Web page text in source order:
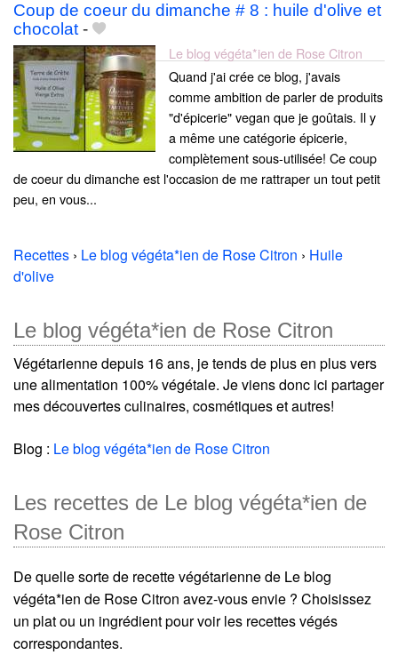
Coup de coeur du dimanche # 8 : huile d'olive et
chocolat-
Le blog végéta*ien de Rose Citron
Quand j'ai crée ce blog, j'avais
comme ambition de parler de produits
"d'épicerie" vegan que je goûtais. Il y
a même une catégorie épicerie,
complètement sous-utilisée! Ce coup
de coeur du dimanche est l'occasion de me rattraper un tout petit
peu, en vous...
Recettes › Le blog végéta*ien de Rose Citron › Huile
d'olive
Le blog végéta*ien de Rose Citron
Végétarienne depuis 16 ans, je tends de plus en plus vers
une alimentation 100% végétale. Je viens donc ici partager
mes découvertes culinaires, cosmétiques et autres!
Blog : Le blog végéta*ien de Rose Citron
Les recettes de Le blog végéta*ien de
Rose Citron
De quelle sorte de recette végétarienne de Le blog
végéta*ien de Rose Citron avez-vous envie ? Choisissez
un plat ou un ingrédient pour voir les recettes végés
correspondantes.